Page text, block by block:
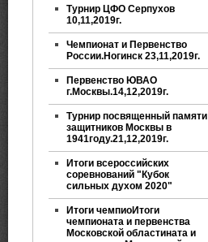
Турнир ЦФО Серпухов
10,11,2019г.
Чемпионат и Первенство
России.Ногинск 23,11,2019г.
Первенство ЮВАО
г.Москвы.14,12,2019г.
Турнир посвященный памяти
защитников Москвы в
1941году.21,12,2019г.
Итоги всероссийских
соревнований "Кубок
сильных духом 2020"
Итоги чемпиоИтоги
чемпионата и первенства
Московской областината и